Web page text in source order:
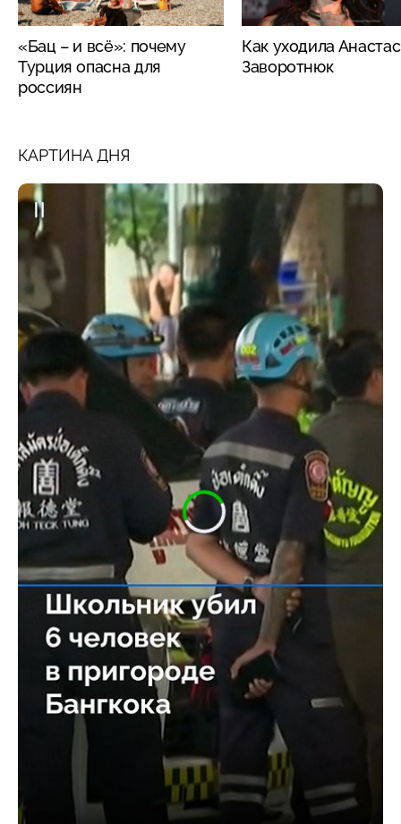
«Бац – и всё»: почему
Турция опасна для
россиян
Как уходила
Заворотнюк
КАРТИНА ДНЯ